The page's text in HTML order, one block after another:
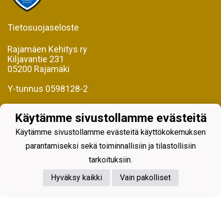
Tietosuojaseloste
Rajamäen Kehitys ry
Kiljavantie 231
05200 Rajamäki
Y-tunnus 0598128-2
Powered by
Käytämme sivustollamme evästeitä
Käytämme sivustollamme evästeitä käyttökokemuksen
parantamiseksi sekä toiminnallisiin ja tilastollisiin
tarkoituksiin.
Hyväksy kaikki
Vain pakolliset